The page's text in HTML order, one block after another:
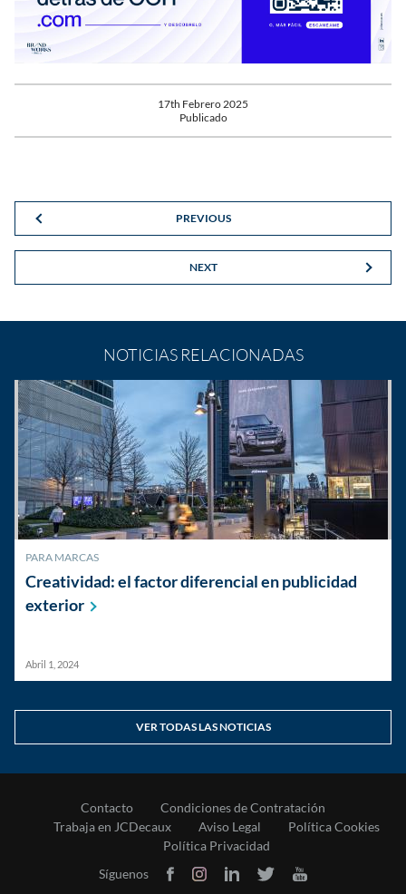
17th Febrero 2025
Publicado
PREVIOUS
NEXT
NOTICIAS RELACIONADAS
PARA MARCAS
Creatividad: el factor diferencial en publicidad
exterior
Abril 1, 2024
VER TODAS LAS NOTICIAS
Contacto
Condiciones de Contratación
Trabaja en JCDecaux
Aviso Legal
Política Cookies
Política Privacidad
Síguenos